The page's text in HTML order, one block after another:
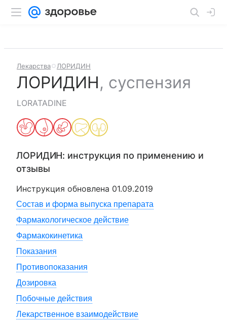
Лекарства ЛОРИДИН
ЛОРИДИН, суспензия
LORATADINE
ЛОРИДИН: инструкция по применению и
отзывы
Инструкция обновлена 01.09.2019
Состав и форма выпуска препарата
Фармакологическое действие
Фармакокинетика
Показания
Противопоказания
Дозировка
Побочные действия
Лекарственное взаимодействие